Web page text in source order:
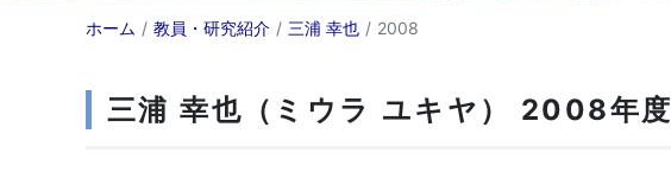
ホーム 教員・研究紹介 三浦 幸也 2008
三浦 幸也（ミウラ ユキヤ） 2008年度